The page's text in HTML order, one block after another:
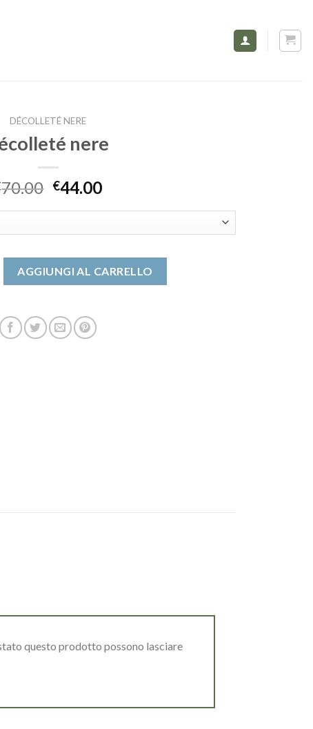
DÉCOLLETÉ NERE
nere
70.00 €44.00
AGGIUNGI AL CARRELLO
questo prodotto possono lasciare